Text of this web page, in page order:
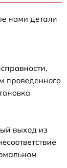
нами детали
проведенного
выход из